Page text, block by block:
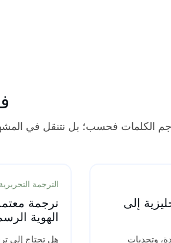
الكلمات فحسب؛ بل نتنقل في
إلى
وتحديات
الترجمة التحريرية
ترجمة
الهوية
هل تحتاج إلى